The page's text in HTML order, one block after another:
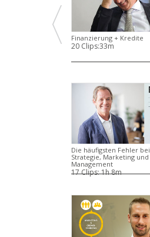
Finanzierung + Kredite
20 Clips:33m
Die häufigsten Fehler bei
Strategie, Marketing und
Management
17 Clips:1h 8m